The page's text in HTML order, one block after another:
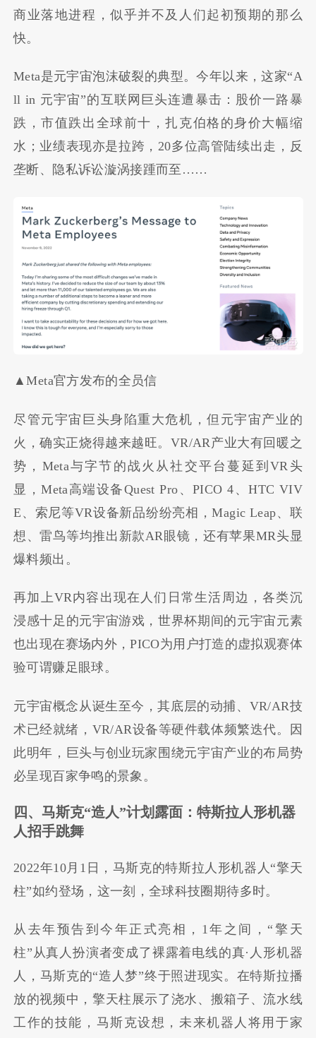
商业落地进程，似乎并不及人们起初预期的那么
快。
Meta是元宇宙泡沫破裂的典型。今年以来，这家“A
ll in 元宇宙”的互联网巨头连遭暴击：股价一路暴
跌，市值跌出全球前十，扎克伯格的身价大幅缩
水；业绩表现亦是拉跨，20多位高管陆续出走，反
垄断、隐私诉讼漩涡接踵而至……
▲Meta官方发布的全员信
尽管元宇宙巨头身陷重大危机，但元宇宙产业的
火，确实正烧得越来越旺。VR/AR产业大有回暖之
势，Meta与字节的战火从社交平台蔓延到VR头
显，Meta高端设备Quest Pro、PICO 4、HTC VIV
E、索尼等VR设备新品纷纷亮相，Magic Leap、联
想、雷鸟等均推出新款AR眼镜，还有苹果MR头显
爆料频出。
再加上VR内容出现在人们日常生活周边，各类沉
浸感十足的元宇宙游戏，世界杯期间的元宇宙元素
也出现在赛场内外，PICO为用户打造的虚拟观赛体
验可谓赚足眼球。
元宇宙概念从诞生至今，其底层的动捕、VR/AR技
术已经就绪，VR/AR设备等硬件载体频繁迭代。因
此明年，巨头与创业玩家围绕元宇宙产业的布局势
必呈现百家争鸣的景象。
四、马斯克“造人”计划露面：特斯拉人形机器
人招手跳舞
2022年10月1日，马斯克的特斯拉人形机器人“擎天
柱”如约登场，这一刻，全球科技圈期待多时。
从去年预告到今年正式亮相，1年之间，“擎天
柱”从真人扮演者变成了裸露着电线的真·人形机器
人，马斯克的“造人梦”终于照进现实。在特斯拉播
放的视频中，擎天柱展示了浇水、搬箱子、流水线
工作的技能，马斯克设想，未来机器人将用于家